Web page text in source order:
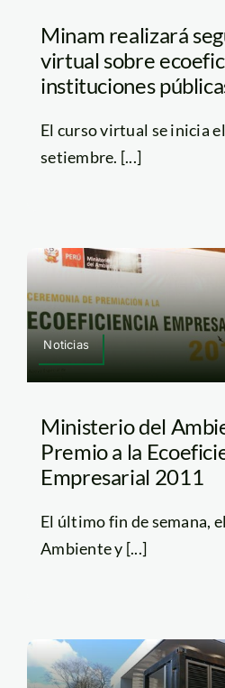
Minam realizará
virtual sobre
instituciones
El curso virtual se inicia
setiembre. [...]
Noticias
Ministerio del
Premio a la
Empresarial 2011
El último fin de semana,
Ambiente y [...]